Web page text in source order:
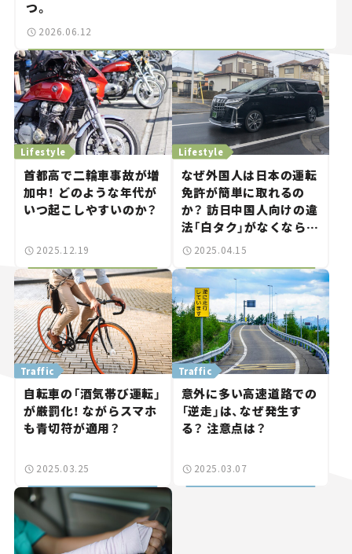
つ。
2026.06.12
Lifestyle
首都高で二輪車事故が増
加中！ どのような年代が
いつ起こしやすいのか？
2025.12.19
Lifestyle
なぜ外国人は日本の運転
免許が簡単に取れるの
か？ 訪日中国人向けの違
法「白タク」がなくならな
い理由【国沢光宏がクル
マ業界にモノ申す！】第3
回
2025.04.15
Traffic
自転車の「酒気帯び運転」
が厳罰化！ ながらスマホ
も青切符が適用？
2025.03.25
Traffic
意外に多い高速道路での
「逆走」は、なぜ発生す
る？ 注意点は？
2025.03.07